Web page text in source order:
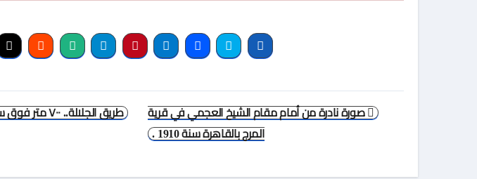
تصفّح
طريق الجلالة.. ٧٠٠ متر فوق سطح البحر
صورة نادرة من أمام مقام الشيخ العجمي في قرية
المرج بالقاهرة سنة 1910 .